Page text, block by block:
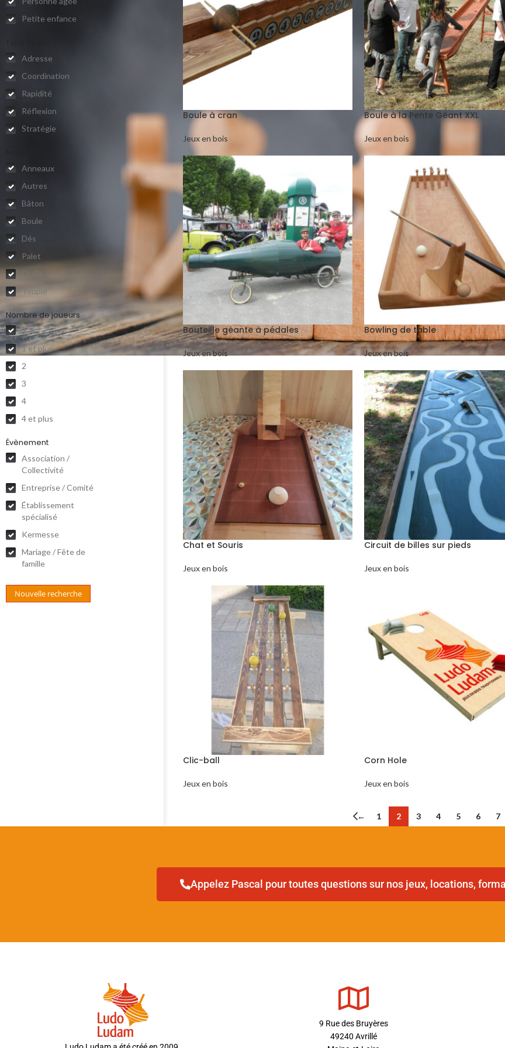
Petite enfance
Adresse
Coordination
Rapidité
Réflexion
Stratégie
Anneaux
Autres
Bâton
Boule
Dés
Palet
Quille
Toupie
Nombre de joueurs
1
1 et plus
2
3
4
4 et plus
Évènement
Association /
Collectivité
Entreprise / Comité
Établissement
spécialisé
Kermesse
Mariage / Fête de
famille
Nouvelle recherche
Boule à cran
Jeux en bois
Boule à la Pente Géant XXL
Jeux en bois
Bouteille géante à pédales
Jeux en bois
Bowling de table
Jeux en bois
Chat et Souris
Jeux en bois
Circuit de billes sur pieds
Jeux en bois
Clic-ball
Jeux en bois
Corn Hole
Jeux en bois
← 1 2 3 4 5 6 7
Appelez Pascal pour toutes questions sur nos jeux, locations,
9 Rue des Bruyères
49240 Avrillé